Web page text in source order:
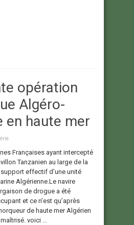
opération
Algéro-
en haute mer
Françaises ayant intercepté
Tanzanien au large de la
effectif d’une unité
Algérienne.Le navire
de drogue a été
et ce n’est qu’après
de haute mer Algérien
voici ...